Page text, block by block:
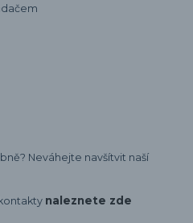
Neváhejte navšítvit naší
naleznete zde